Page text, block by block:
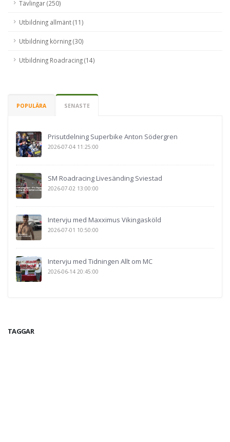
Tävlingar (250)
Utbildning allmänt (11)
Utbildning körning (30)
Utbildning Roadracing (14)
POPULÄRA SENASTE
Prisutdelning Superbike Anton Södergren
2026-07-04 11:25:00
SM Roadracing Livesänding Sviestad
2026-07-02 13:00:00
Intervju med Maxximus Vikingasköld
2026-07-01 10:50:00
Intervju med Tidningen Allt om MC
2026-06-14 20:45:00
TAGGAR